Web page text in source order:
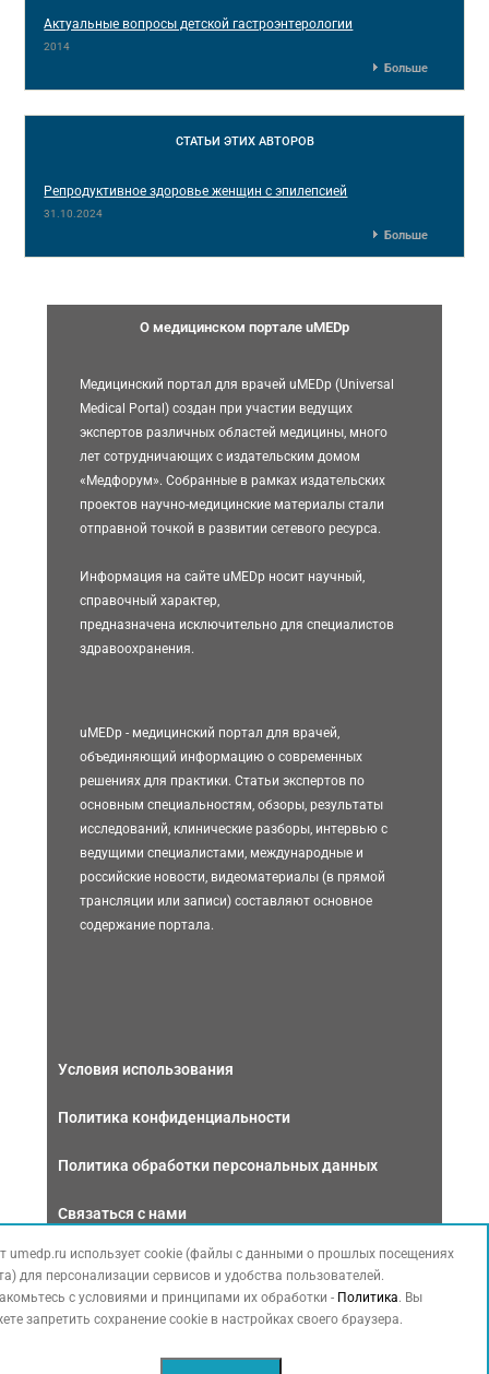
Актуальные вопросы детской гастроэнтерологии
2014
Больше
СТАТЬИ ЭТИХ АВТОРОВ
Репродуктивное здоровье женщин с эпилепсией
31.10.2024
Больше
О медицинском портале uMEDp
Медицинский портал для врачей uMEDp (Universal
Medical Portal) создан при участии ведущих
экспертов различных областей медицины, много
лет сотрудничающих с издательским домом
«Медфорум». Собранные в рамках издательских
проектов научно-медицинские материалы стали
отправной точкой в развитии сетевого ресурса.
Информация на сайте uMEDp носит научный,
справочный характер,
предназначена исключительно для специалистов
здравоохранения.
uMEDp - медицинский портал для врачей,
объединяющий информацию о современных
решениях для практики. Статьи экспертов по
основным специальностям, обзоры, результаты
исследований, клинические разборы, интервью с
ведущими специалистами, международные и
российские новости, видеоматериалы (в прямой
трансляции или записи) составляют основное
содержание портала.
Условия использования
Политика конфиденциальности
Политика обработки персональных данных
Связаться с нами
также содержит материалы, принадлежащие третьей стороне,
umedp.ru использует cookie (файлы с данными о прошлых посещениях
для персонализации сервисов и удобства пользователей.
с условиями и принципами их обработки - Политика. Вы
запретить сохранение cookie в настройках своего браузера.